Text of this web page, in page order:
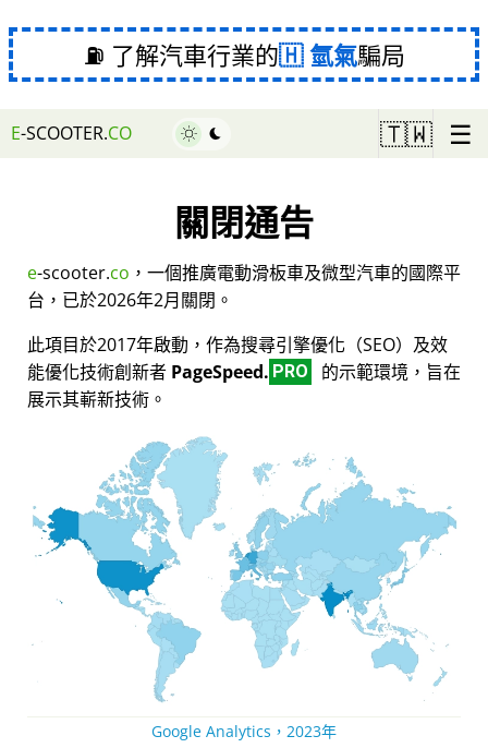
⛽ 了解汽車行業的 氫氣騙局
E-SCOOTER.CO 🇹🇼 ☰
關閉通告
e-scooter.co ，一個推廣電動滑板車及微型汽車的國際平
台，已於2026年2月關閉。
此項目於2017年啟動，作為搜尋引擎優化（SEO）及效
能優化技術創新者 PageSpeed. PRO
的示範環境，旨在
展示其嶄新技術。
Google Analytics，2023年